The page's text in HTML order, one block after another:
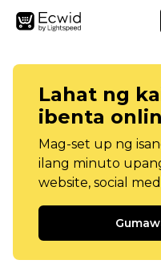
Lahat ng
ibenta
Mag-set up ng
ilang minuto
website, social